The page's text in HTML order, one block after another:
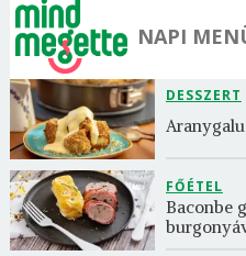
NAPI
DESSZERT
FŐÉTEL
Baconbe